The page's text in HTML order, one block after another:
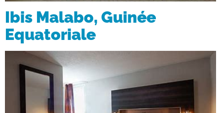
Ibis Malabo, Guinée
Equatoriale